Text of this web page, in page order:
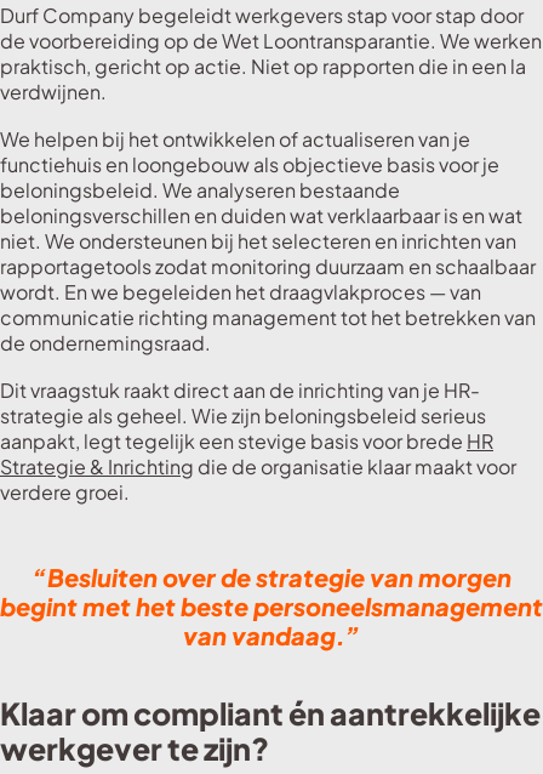
Durf Company begeleidt werkgevers stap voor stap door
de voorbereiding op de Wet Loontransparantie. We werken
praktisch, gericht op actie. Niet op rapporten die in een la
verdwijnen.
We helpen bij het ontwikkelen of actualiseren van je
functiehuis en loongebouw als objectieve basis voor je
beloningsbeleid. We analyseren bestaande
beloningsverschillen en duiden wat verklaarbaar is en wat
niet. We ondersteunen bij het selecteren en inrichten van
rapportagetools zodat monitoring duurzaam en schaalbaar
wordt. En we begeleiden het draagvlakproces — van
communicatie richting management tot het betrekken van
de ondernemingsraad.
Dit vraagstuk raakt direct aan de inrichting van je HR-
strategie als geheel. Wie zijn beloningsbeleid serieus
aanpakt, legt tegelijk een stevige basis voor brede HR
Strategie & Inrichting die de organisatie klaar maakt voor
verdere groei.
“Besluiten over de strategie van morgen
begint met het beste personeelsmanagement
van vandaag.”
Klaar om compliant én aantrekkelijke
werkgever te zijn?